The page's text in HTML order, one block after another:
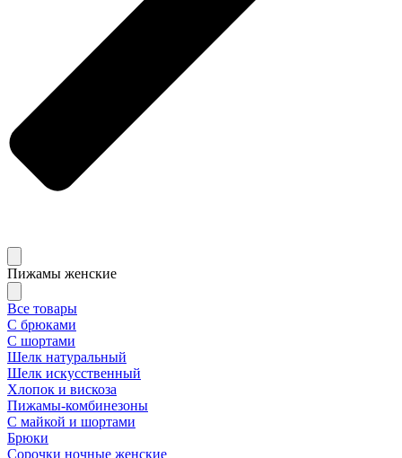
Пижамы женские
Все товары
С брюками
С шортами
Шелк натуральный
Шелк искусственный
Хлопок и вискоза
Пижамы-комбинезоны
С майкой и шортами
Брюки
Сорочки ночные женские